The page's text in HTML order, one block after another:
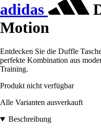
adidas
Motion
Entdecken Sie die Duffle
perfekte Kombination aus
Training.
Produkt nicht verfügbar
Alle Varianten ausverkauft
Beschreibung